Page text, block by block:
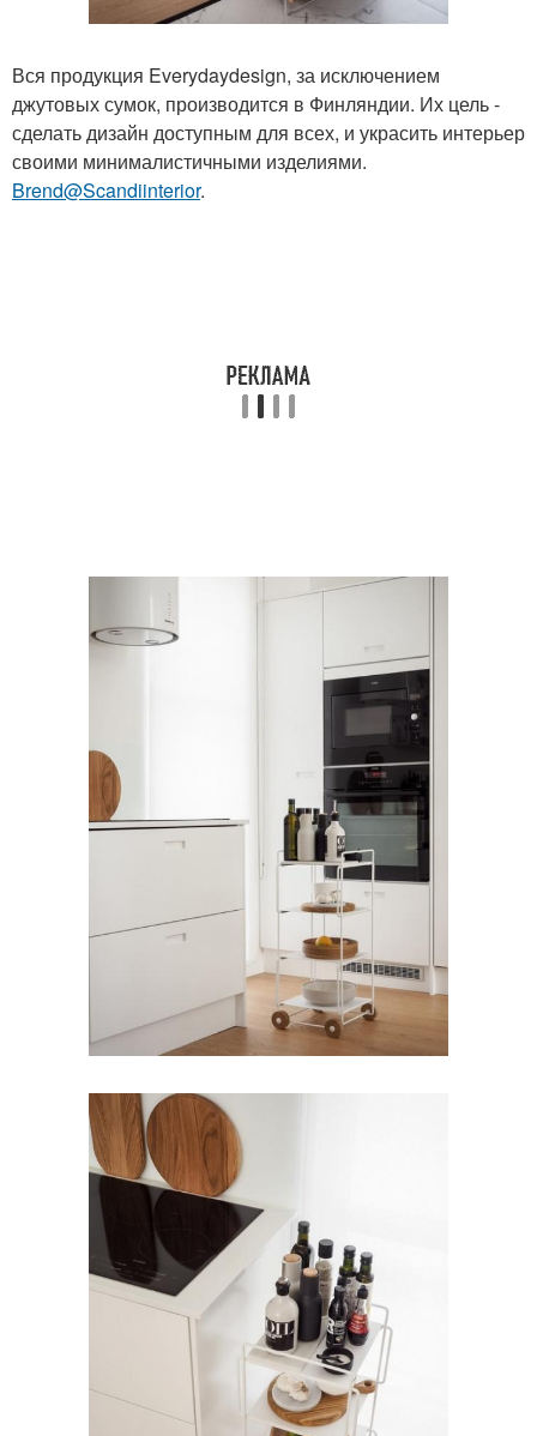
Вся продукция Everydaydesign, за исключением
джутовых сумок, производится в Финляндии. Их цель -
сделать дизайн доступным для всех, и украсить интерьер
своими минималистичными изделиями.
Brend@Scandiinterior.